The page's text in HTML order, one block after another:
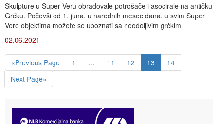
Skulpture u Super Veru obradovale potrošače i asocirale na antičku
Grčku. Počevši od 1. juna, u narednih mesec dana, u svim Super
Vero objektima možete se upoznati sa neodoljivim grčkim
02.06.2021
«Previous Page 1 … 11 12 13
14
Next Page»